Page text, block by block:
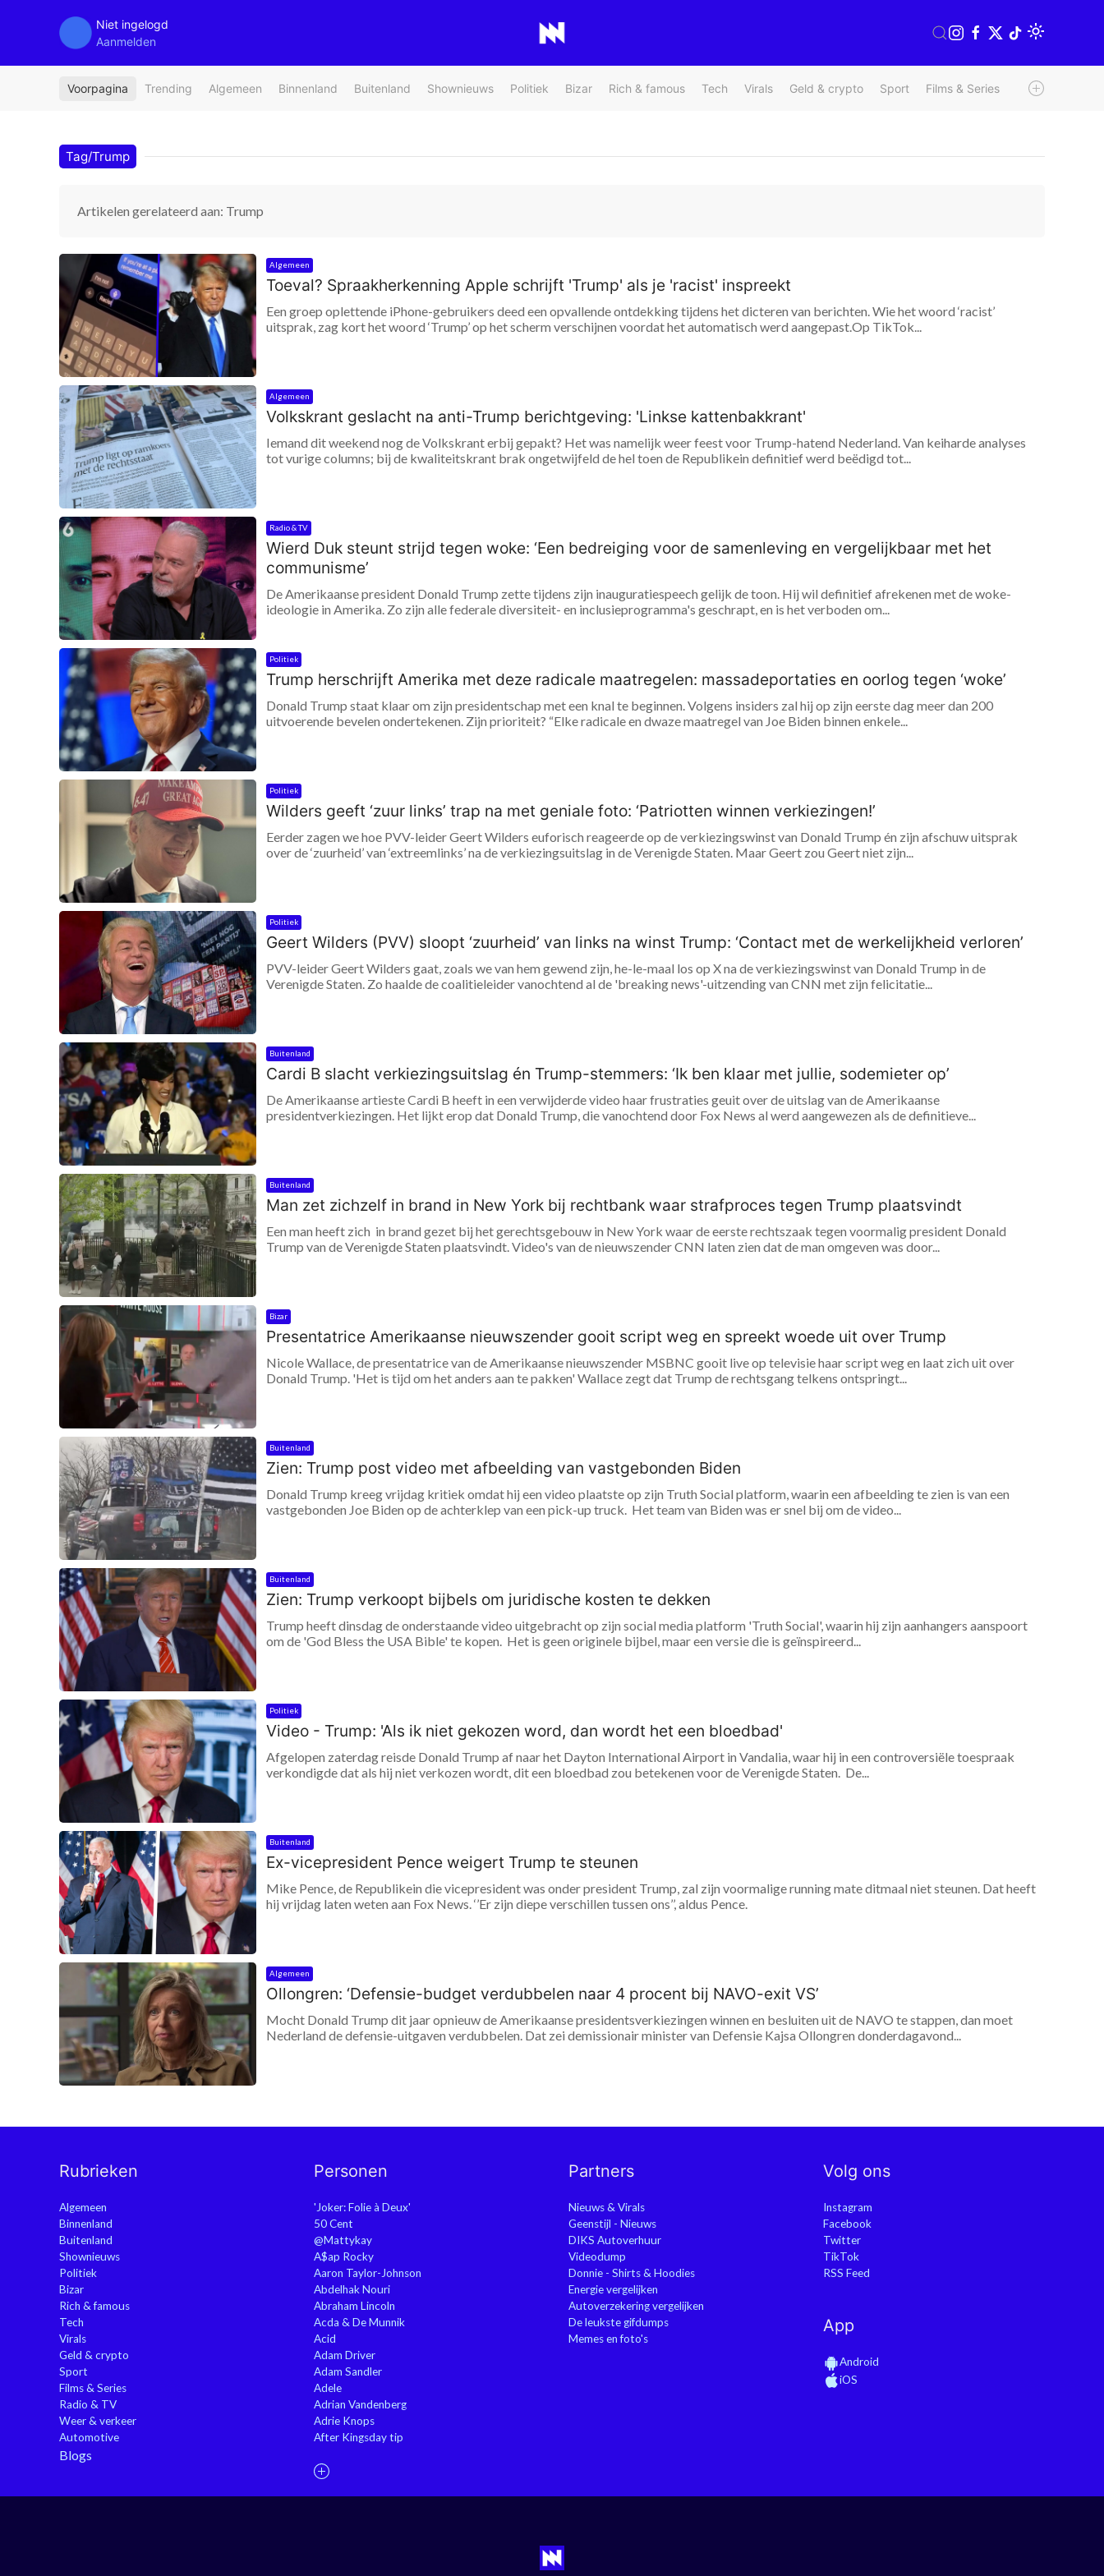
Niet ingelogd
Aanmelden
Voorpagina Trending Algemeen Binnenland Buitenland Shownieuws Politiek Bizar Rich & famous Tech Virals Geld & crypto Sport Films & Series Radio & TV
Tag/Trump
Artikelen gerelateerd aan: Trump
Algemeen
Toeval? Spraakherkenning Apple schrijft 'Trump' als je 'racist' inspreekt
Een groep oplettende iPhone-gebruikers deed een opvallende ontdekking tijdens het dicteren van berichten. Wie het woord ‘racist’
uitsprak, zag kort het woord ‘Trump’ op het scherm verschijnen voordat het automatisch werd aangepast.Op TikTok...
Algemeen
Volkskrant geslacht na anti-Trump berichtgeving: 'Linkse kattenbakkrant'
Iemand dit weekend nog de Volkskrant erbij gepakt? Het was namelijk weer feest voor Trump-hatend Nederland. Van keiharde analyses
tot vurige columns; bij de kwaliteitskrant brak ongetwijfeld de hel toen de Republikein definitief werd beëdigd tot...
Radio & TV
Wierd Duk steunt strijd tegen woke: ‘Een bedreiging voor de samenleving en vergelijkbaar met het
communisme’
De Amerikaanse president Donald Trump zette tijdens zijn inauguratiespeech gelijk de toon. Hij wil definitief afrekenen met de woke-
ideologie in Amerika. Zo zijn alle federale diversiteit- en inclusieprogramma's geschrapt, en is het verboden om...
Politiek
Trump herschrijft Amerika met deze radicale maatregelen: massadeportaties en oorlog tegen ‘woke’
Donald Trump staat klaar om zijn presidentschap met een knal te beginnen. Volgens insiders zal hij op zijn eerste dag meer dan 200
uitvoerende bevelen ondertekenen. Zijn prioriteit? “Elke radicale en dwaze maatregel van Joe Biden binnen enkele...
Politiek
Wilders geeft ‘zuur links’ trap na met geniale foto: ‘Patriotten winnen verkiezingen!’
Eerder zagen we hoe PVV-leider Geert Wilders euforisch reageerde op de verkiezingswinst van Donald Trump én zijn afschuw uitsprak
over de ‘zuurheid’ van ‘extreemlinks’ na de verkiezingsuitslag in de Verenigde Staten. Maar Geert zou Geert niet zijn...
Politiek
Geert Wilders (PVV) sloopt ‘zuurheid’ van links na winst Trump: ‘Contact met de werkelijkheid verloren’
PVV-leider Geert Wilders gaat, zoals we van hem gewend zijn, he-le-maal los op X na de verkiezingswinst van Donald Trump in de
Verenigde Staten. Zo haalde de coalitieleider vanochtend al de 'breaking news'-uitzending van CNN met zijn felicitatie...
Buitenland
Cardi B slacht verkiezingsuitslag én Trump-stemmers: ‘Ik ben klaar met jullie, sodemieter op’
De Amerikaanse artieste Cardi B heeft in een verwijderde video haar frustraties geuit over de uitslag van de Amerikaanse
presidentverkiezingen. Het lijkt erop dat Donald Trump, die vanochtend door Fox News al werd aangewezen als de definitieve...
Buitenland
Man zet zichzelf in brand in New York bij rechtbank waar strafproces tegen Trump plaatsvindt
Een man heeft zich in brand gezet bij het gerechtsgebouw in New York waar de eerste rechtszaak tegen voormalig president Donald
Trump van de Verenigde Staten plaatsvindt. Video's van de nieuwszender CNN laten zien dat de man omgeven was door...
Bizar
Presentatrice Amerikaanse nieuwszender gooit script weg en spreekt woede uit over Trump
Nicole Wallace, de presentatrice van de Amerikaanse nieuwszender MSBNC gooit live op televisie haar script weg en laat zich uit over
Donald Trump. 'Het is tijd om het anders aan te pakken' Wallace zegt dat Trump de rechtsgang telkens ontspringt...
Buitenland
Zien: Trump post video met afbeelding van vastgebonden Biden
Donald Trump kreeg vrijdag kritiek omdat hij een video plaatste op zijn Truth Social platform, waarin een afbeelding te zien is van een
vastgebonden Joe Biden op de achterklep van een pick-up truck. Het team van Biden was er snel bij om de video...
Buitenland
Zien: Trump verkoopt bijbels om juridische kosten te dekken
Trump heeft dinsdag de onderstaande video uitgebracht op zijn social media platform 'Truth Social', waarin hij zijn aanhangers aanspoort
om de 'God Bless the USA Bible' te kopen. Het is geen originele bijbel, maar een versie die is geïnspireerd...
Politiek
Video - Trump: 'Als ik niet gekozen word, dan wordt het een bloedbad'
Afgelopen zaterdag reisde Donald Trump af naar het Dayton International Airport in Vandalia, waar hij in een controversiële toespraak
verkondigde dat als hij niet verkozen wordt, dit een bloedbad zou betekenen voor de Verenigde Staten. De...
Buitenland
Ex-vicepresident Pence weigert Trump te steunen
Mike Pence, de Republikein die vicepresident was onder president Trump, zal zijn voormalige running mate ditmaal niet steunen. Dat heeft
hij vrijdag laten weten aan Fox News. ‘’Er zijn diepe verschillen tussen ons’’, aldus Pence.
Algemeen
Ollongren: ‘Defensie-budget verdubbelen naar 4 procent bij NAVO-exit VS’
Mocht Donald Trump dit jaar opnieuw de Amerikaanse presidentsverkiezingen winnen en besluiten uit de NAVO te stappen, dan moet
Nederland de defensie-uitgaven verdubbelen. Dat zei demissionair minister van Defensie Kajsa Ollongren donderdagavond...
Rubrieken
Algemeen
Binnenland
Buitenland
Shownieuws
Politiek
Bizar
Rich & famous
Tech
Virals
Geld & crypto
Sport
Films & Series
Radio & TV
Weer & verkeer
Automotive
Blogs
Personen
'Joker: Folie à Deux'
50 Cent
@Mattykay
A$ap Rocky
Aaron Taylor-Johnson
Abdelhak Nouri
Abraham Lincoln
Acda & De Munnik
Acid
Adam Driver
Adam Sandler
Adele
Adrian Vandenberg
Adrie Knops
After Kingsday tip
Partners
Nieuws & Virals
Geenstijl - Nieuws
DIKS Autoverhuur
Videodump
Donnie - Shirts & Hoodies
Energie vergelijken
Autoverzekering vergelijken
De leukste gifdumps
Memes en foto's
Volg ons
Instagram
Facebook
Twitter
TikTok
RSS Feed
App
Android
iOS